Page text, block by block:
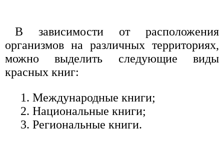
В зависимости от расположения
организмов на различных территориях,
можно выделить следующие виды
красных книг:
Международные книги;
Национальные книги;
Региональные книги.